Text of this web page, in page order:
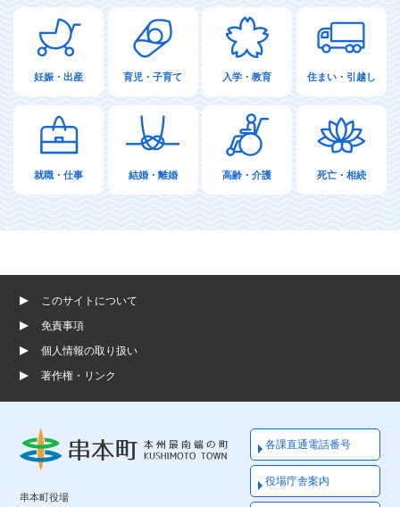
妊娠・出産 育児・子育て 入学・教育 住まい・引越し
就職・仕事 結婚・離婚 高齢・介護 死亡・相続
このサイトについて
免責事項
個人情報の取り扱い
著作権・リンク
串本町役場
各課直通電話番号
役場庁舎案内